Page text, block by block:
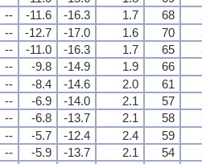
-- -11.6 -16.3 1.7 68
-- -12.7 -17.0 1.6 70
-- -11.0 -16.3 1.7 65
-- -9.8 -14.9 1.9 66
-- -8.4 -14.6 2.0 61
-- -6.9 -14.0 2.1 57
-- -6.8 -13.7 2.1 58
-- -5.7 -12.4 2.4 59
-- -5.9 -13.7 2.1 54